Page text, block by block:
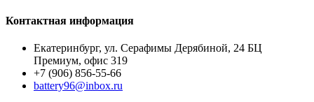
Контактная информация
Екатеринбург, ул. Серафимы Дерябиной, 24 БЦ
Премиум, офис 319
+7 (906) 856-55-66
battery96@inbox.ru